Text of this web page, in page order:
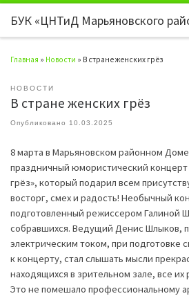
Перейти к содержимому
БУК «ЦНТиД Марьяновского
Главная » Новости » В стране женских грёз
НОВОСТИ
В стране женских грёз
Опубликовано 10.03.2025
8 марта в Марьяновском районном Доме
праздничный юмористический
грёз», который подарил всем
восторг, смех и радость! Необычный
подготовленный режиссером Галиной
собравшихся. Ведущий Денис Шлыков,
электрическим током, при подготовке
к концерту, стал слышать мысли
находящихся в зрительном зале, все
Это не помешало профессиональному